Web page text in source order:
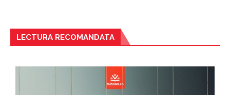
LECTURA RECOMANDATA